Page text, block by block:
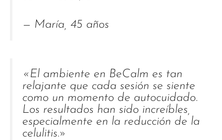
— María, 45 años
«El ambiente en BeCalm es tan
relajante que cada sesión se siente
como un momento de autocuidado.
Los resultados han sido increíbles,
especialmente en la reducción de la
celulitis.»